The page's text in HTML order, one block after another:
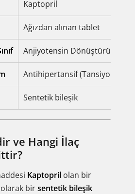
Kaptopril
Ağızdan alınan tablet
Anjiyotensin Dönüştürücü
Antihipertansif (Tansiyon
Sentetik bileşik
ve Hangi İlaç
Kaptopril olan bir
olarak birsentetik bileşik